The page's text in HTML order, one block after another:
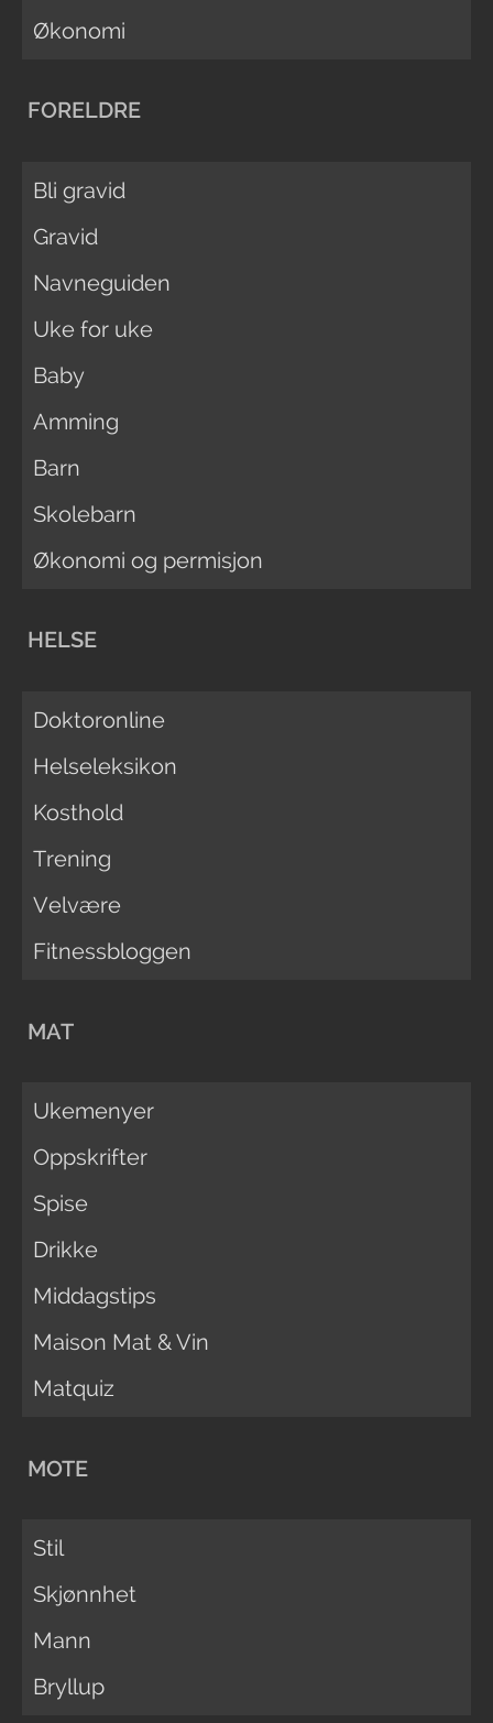
Økonomi
FORELDRE
Bli gravid
Gravid
Navneguiden
Uke for uke
Baby
Amming
Barn
Skolebarn
Økonomi og permisjon
HELSE
Doktoronline
Helseleksikon
Kosthold
Trening
Velvære
Fitnessbloggen
MAT
Ukemenyer
Oppskrifter
Spise
Drikke
Middagstips
Maison Mat & Vin
Matquiz
MOTE
Stil
Skjønnhet
Mann
Bryllup